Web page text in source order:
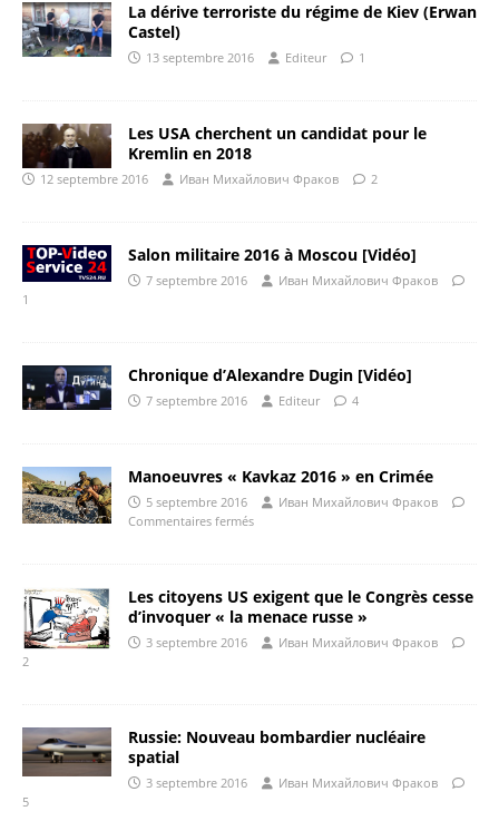
La dérive terroriste du régime de Kiev (Erwan
Castel)
13 septembre 2016 Editeur 1
Les USA cherchent un candidat pour le
Kremlin en 2018
12 septembre 2016 Иван Михайлович Фраков 2
Salon militaire 2016 à Moscou [Vidéo]
7 septembre 2016
Иван Михайлович Фраков
1
Chronique d’Alexandre Dugin [Vidéo]
7 septembre 2016 Editeur 4
Manoeuvres « Kavkaz 2016 » en Crimée
5 septembre 2016
Иван Михайлович Фраков
Commentaires fermés
Les citoyens US exigent que le Congrès cesse
d’invoquer « la menace russe »
3 septembre 2016
Иван Михайлович Фраков
2
Russie: Nouveau bombardier nucléaire
spatial
3 septembre 2016
Иван Михайлович Фраков
5